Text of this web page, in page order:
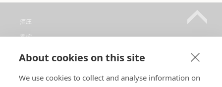
About cookies on this site
We use cookies to collect and analyse information on
酒庄
香槟
销售点
联系方式